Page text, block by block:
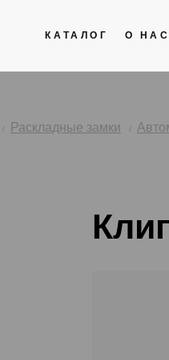
КАТАЛОГ О НАС
Раскладные замки